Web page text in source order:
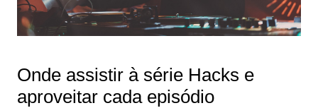
Onde assistir à série Hacks e
aproveitar cada episódio